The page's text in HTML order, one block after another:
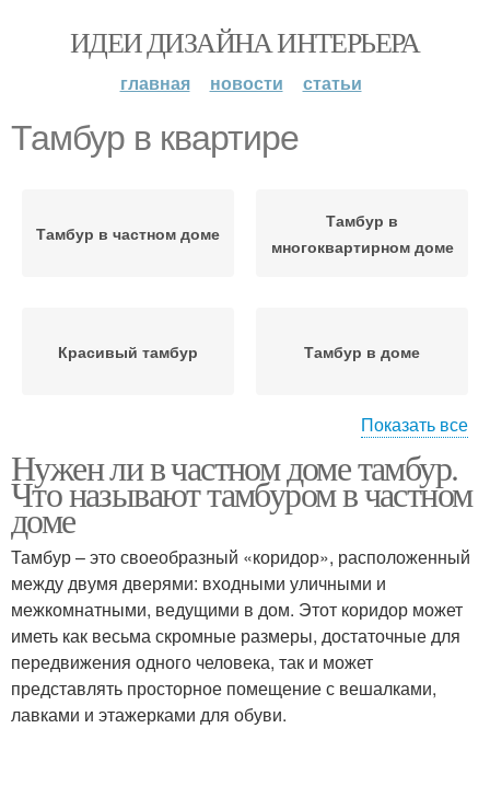
ИДЕИ ДИЗАЙНА ИНТЕРЬЕРА
главная новости статьи
Тамбур в квартире
Тамбур в частном доме
Тамбур в
многоквартирном доме
Красивый тамбур Тамбур в доме
преддверием
Показать все
Нужен ли в частном доме тамбур.
Что называют тамбуром в частном
доме
Тамбур – это своеобразный «коридор», расположенный
между двумя дверями: входными уличными и
межкомнатными, ведущими в дом. Этот коридор может
иметь как весьма скромные размеры, достаточные для
передвижения одного человека, так и может
представлять просторное помещение с вешалками,
лавками и этажерками для обуви.